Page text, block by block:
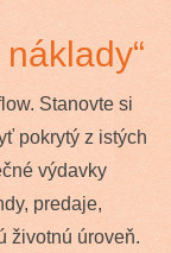
Stanovte si
pokrytý z istých
výdavky
predaje,
životnú úroveň.